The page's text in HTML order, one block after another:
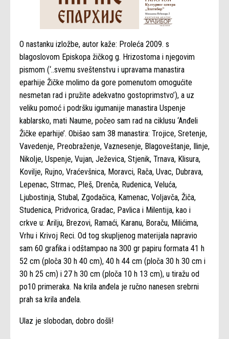
O nastanku izložbe, autor kaže: Proleća 2009. s
blagoslovom Episkopa žičkog g. Hrizostoma i njegovim
pismom (‘..svemu sveštenstvu i upravama manastira
eparhije Žičke molimo da gore pomenutom omogućite
nesmetan rad i pružite adekvatno gostoprimstvo’), a uz
veliku pomoć i podršku igumanije manastira Uspenje
kablarsko, mati Naume, počeo sam rad na ciklusu ‘Anđeli
Žičke eparhije’. Obišao sam 38 manastira: Trojice, Sretenje,
Vavedenje, Preobraženje, Vaznesenje, Blagoveštanje, Ilinje,
Nikolje, Uspenje, Vujan, Ježevica, Stjenik, Trnava, Klisura,
Kovilje, Rujno, Vraćevšnica, Moravci, Rača, Uvac, Dubrava,
Lepenac, Strmac, Pleš, Drenča, Rudenica, Veluća,
Ljubostinja, Stubal, Zgodačica, Kamenac, Voljavča, Žiča,
Studenica, Pridvorica, Gradac, Pavlica i Milentija, kao i
crkve u: Arilju, Brezovi, Ramaći, Karanu, Boraču, Milićima,
Vrhu i Krivoj Reci. Od tog skupljenog materijala napravio
sam 60 grafika i odštampao na 300 gr papiru formata 41 h
52 cm (ploča 30 h 40 cm), 40 h 44 cm (ploča 30 h 30 cm i
30 h 25 cm) i 27 h 30 cm (ploča 10 h 13 cm), u tiražu od
po10 primeraka. Na krila anđela je ručno nanesen srebrni
prah sa krila anđela.
Ulaz je slobodan, dobro došli!